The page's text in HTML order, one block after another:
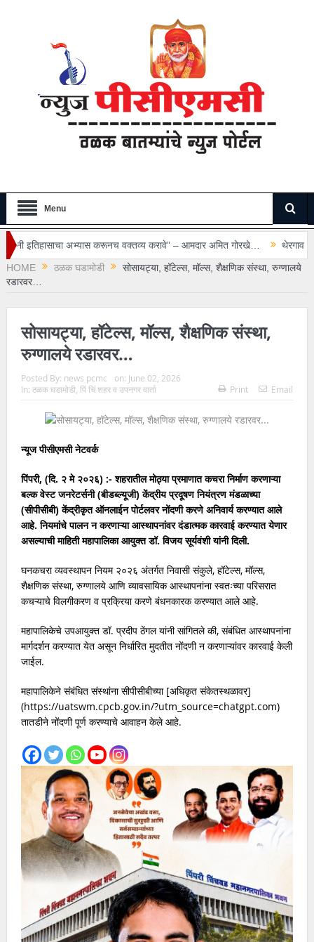
Menu
अभ्यास करूनच वक्तव्य करावे” – आमदार अमित गोरखे…
थेरगाव रुग्णालयातील सुरक्षा
HOME
ठळक घडामोडी
सोसायट्या, हॉटेल्स, मॉल्स, शैक्षणिक संस्था, रुग्णालये
रडारवर…
सोसायट्या, हॉटेल्स, मॉल्स, शैक्षणिक संस्था,
रुग्णालये रडारवर…
Posted By: news pcmc on: June 02, 2026
In: ठळक घडामोडी, पिं चिं शहर व उपनगर वार्ता Print Email
न्यूज पीसीएमसी नेटवर्क
पिंपरी, (दि. २ मे २०२६) :- शहरातील मोठ्या प्रमाणात कचरा निर्माण करणाऱ्या
बल्क वेस्ट जनरेटर्सनी (बीडब्ल्यूजी) केंद्रीय प्रदूषण नियंत्रण मंडळाच्या
(सीपीसीबी) केंद्रीकृत ऑनलाईन पोर्टलवर नोंदणी करणे अनिवार्य करण्यात आले
आहे. नियमांचे पालन न करणाऱ्या आस्थापनांवर दंडात्मक कारवाई करण्यात येणार
असल्याची माहिती महापालिका आयुक्त डॉ. विजय सूर्यवंशी यांनी दिली.
घनकचरा व्यवस्थापन नियम २०२६ अंतर्गत निवासी संकुले, हॉटेल्स, मॉल्स,
शैक्षणिक संस्था, रुग्णालये आणि व्यावसायिक आस्थापनांना स्वतःच्या परिसरात
कचऱ्याचे विलगीकरण व प्रक्रिया करणे बंधनकारक करण्यात आले आहे.
महापालिकेचे उपआयुक्त डॉ. प्रदीप ठेंगल यांनी सांगितले की, संबंधित आस्थापनांना
मार्गदर्शन करण्यात येत असून निर्धारित मुदतीत नोंदणी न करणाऱ्यांवर कारवाई केली
जाईल.
महापालिकेने संबंधित संस्थांना सीपीसीबीच्या [अधिकृत संकेतस्थळावर]
(https://uatswm.cpcb.gov.in/?utm_source=chatgpt.com)
तातडीने नोंदणी पूर्ण करण्याचे आवाहन केले आहे.